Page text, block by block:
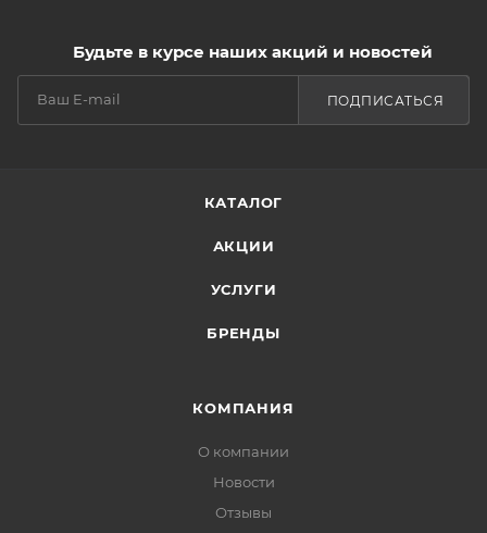
Будьте в курсе наших акций и новостей
ПОДПИСАТЬСЯ
КАТАЛОГ
АКЦИИ
УСЛУГИ
БРЕНДЫ
КОМПАНИЯ
О компании
Новости
Отзывы